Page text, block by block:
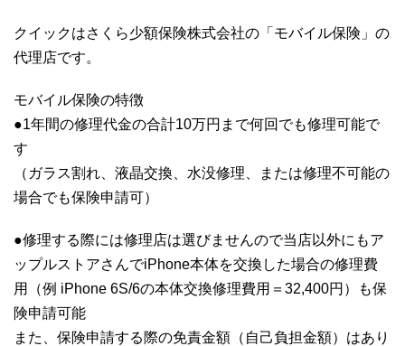
クイックはさくら少額保険株式会社の「モバイル保険」の
代理店です。
モバイル保険の特徴
●1年間の修理代金の合計10万円まで何回でも修理可能で
す
（ガラス割れ、液晶交換、水没修理、または修理不可能の
場合でも保険申請可）
●修理する際には修理店は選びませんので当店以外にもア
ップルストアさんでiPhone本体を交換した場合の修理費
用（例 iPhone 6S/6の本体交換修理費用＝32,400円）も保
険申請可能
また、保険申請する際の免責金額（自己負担金額）はあり